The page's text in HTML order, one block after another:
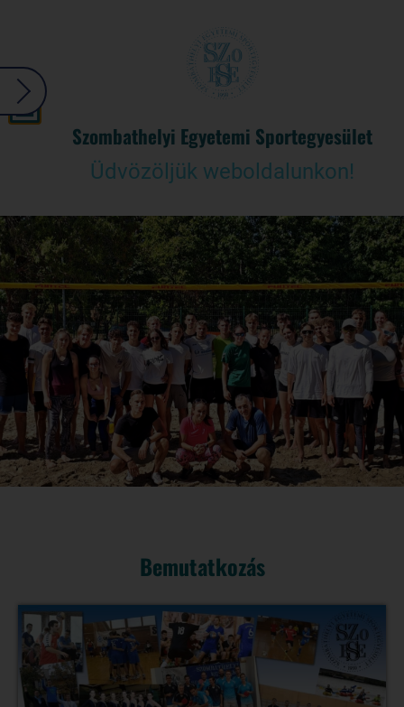
Szombathelyi Egyetemi Sportegyesület
Üdvözöljük weboldalunkon!
Bemutatkozás